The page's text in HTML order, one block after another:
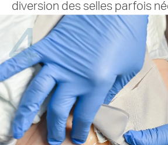
diversion des selles parfois
4